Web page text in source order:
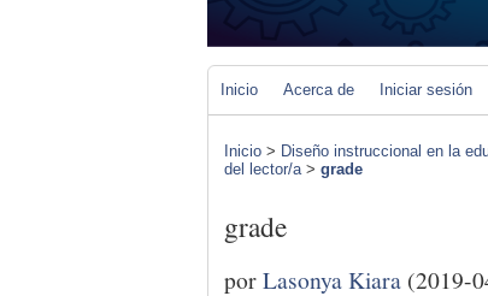
Inicio Acerca de Iniciar sesión
Inicio > Diseño instruccional en la
del lector/a> grade
grade
porLasonya Kiara (2019-